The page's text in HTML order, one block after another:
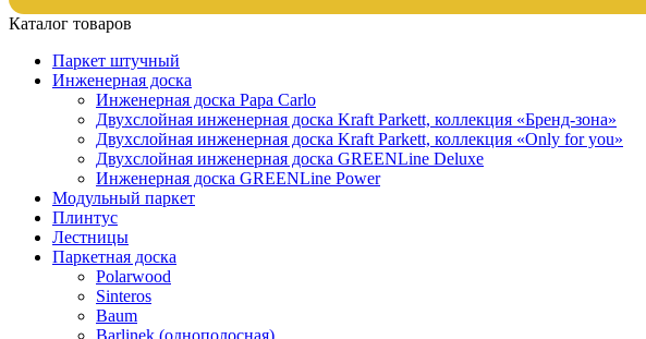
Каталог товаров
Паркет штучный
Инженерная доска
Инженерная доска Papa Carlo
Двухслойная инженерная доска Kraft Parkett, коллекция «Бренд-зона»
Двухслойная инженерная доска Kraft Parkett, коллекция «Only for you»
Двухслойная инженерная доска GREENLine Deluxe
Инженерная доска GREENLine Power
Модульный паркет
Плинтус
Лестницы
Паркетная доска
Polarwood
Sinteros
Baum
Barlinek (однополосная)